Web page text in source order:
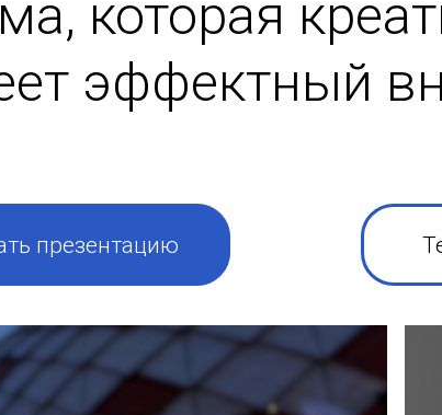
которая
эффектный
презентацию